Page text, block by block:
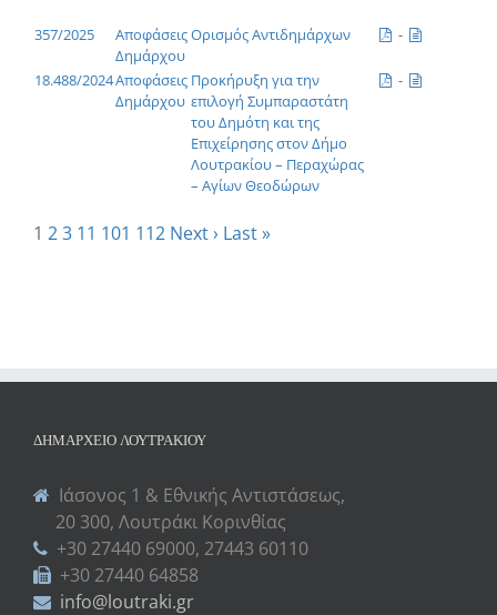
357/2025
Αποφάσεις
Δημάρχου
Ορισμός Αντιδημάρχων -
18.488/2024Αποφάσεις
Δημάρχου
Προκήρυξη για την
επιλογή Συμπαραστάτη
του Δημότη και της
Επιχείρησης στον Δήμο
Λουτρακίου – Περαχώρας
– Αγίων Θεοδώρων
-
1 23 11 101 112 Next › Last »
ΔΗΜΑΡΧΕΊΟ ΛΟΥΤΡΑΚΊΟΥ
Ιάσονος 1 & Εθνικής Αντιστάσεως,
20 300, Λουτράκι Κορινθίας
+30 27440 69000, 27443 60110
+30 27440 64858
info@loutraki.gr